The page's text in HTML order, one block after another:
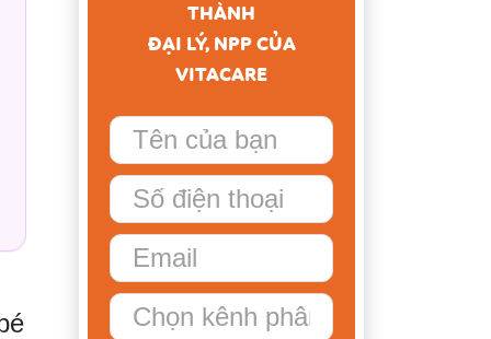
THÀNH
ĐẠI LÝ, NPP CỦA
VITACARE